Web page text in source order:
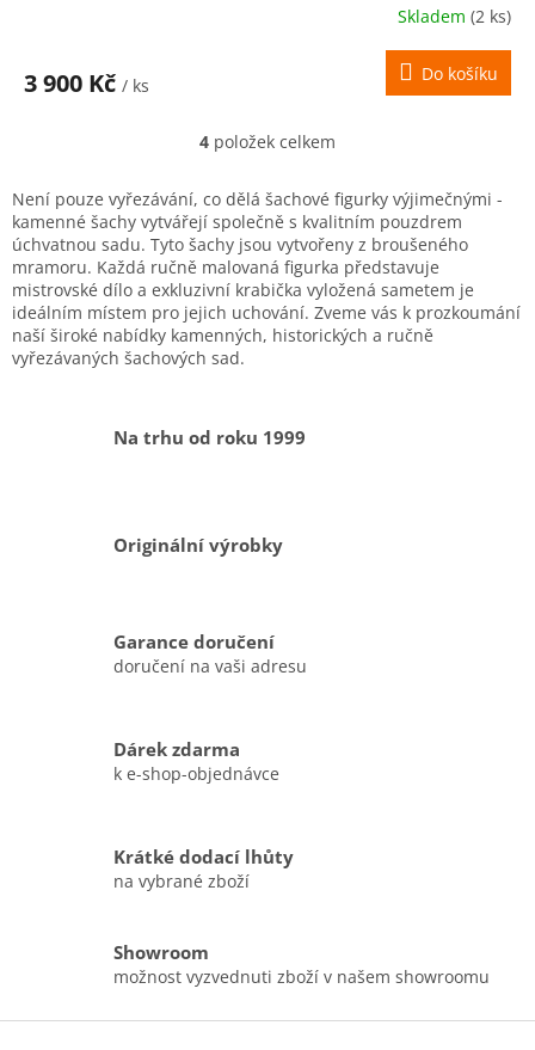
Skladem (2 ks)
3 900 Kč / ks
Do košíku
O
l
á
d
a
c
í
p
v
s
u
4 položek celkem
Není pouze vyřezávání, co dělá šachové figurky výjimečnými -
kamenné šachy vytvářejí společně s kvalitním pouzdrem
úchvatnou sadu. Tyto šachy jsou vytvořeny z broušeného
mramoru. Každá ručně malovaná figurka představuje
mistrovské dílo a exkluzivní krabička vyložená sametem je
ideálním místem pro jejich uchování. Zveme vás k prozkoumání
naší široké nabídky kamenných, historických a ručně
vyřezávaných šachových sad.
Na trhu od roku 1999
Originální výrobky
Garance doručení
doručení na vaši adresu
Dárek zdarma
k e-shop-objednávce
Krátké dodací lhůty
na vybrané zboží
Showroom
možnost vyzvednuti zboží v našem showroomu
Z